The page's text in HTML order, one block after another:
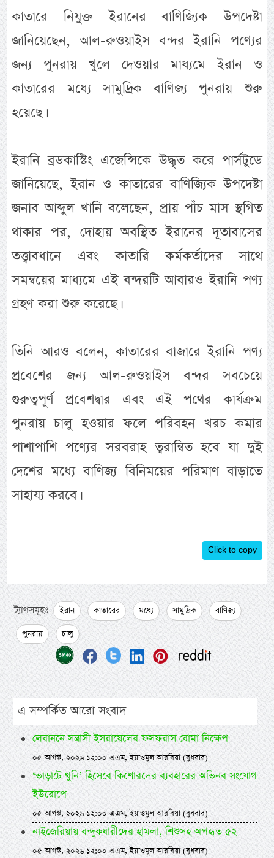
কাতারে নিযুক্ত ইরানের বাণিজ্যিক উপদেষ্টা
জানিয়েছেন, আল-রুওয়াইস বন্দর ইরানি পণ্যের
জন্য পুনরায় খুলে দেওয়ার মাধ্যমে ইরান ও
কাতারের মধ্যে সামুদ্রিক বাণিজ্য পুনরায় শুরু
হয়েছে।
ইরানি ব্রডকাস্টিং এজেন্সিকে উদ্ধৃত করে পার্সটুডে
জানিয়েছে, ইরান ও কাতারের বাণিজ্যিক উপদেষ্টা
জনাব আব্দুল খানি বলেছেন, প্রায় পাঁচ মাস স্থগিত
থাকার পর, দোহায় অবস্থিত ইরানের দূতাবাসের
তত্ত্বাবধানে এবং কাতারি কর্মকর্তাদের সাথে
সমন্বয়ের মাধ্যমে এই বন্দরটি আবারও ইরানি পণ্য
গ্রহণ করা শুরু করেছে।
তিনি আরও বলেন, কাতারের বাজারে ইরানি পণ্য
প্রবেশের জন্য আল-রুওয়াইস বন্দর সবচেয়ে
গুরুত্বপূর্ণ প্রবেশদ্বার এবং এই পথের কার্যক্রম
পুনরায় চালু হওয়ার ফলে পরিবহন খরচ কমার
পাশাপাশি পণ্যের সরবরাহ ত্বরান্বিত হবে যা দুই
দেশের মধ্যে বাণিজ্য বিনিময়ের পরিমাণ বাড়াতে
সাহায্য করবে।
Click to copy
ট্যাগসমূহঃ ইরান কাতারের মধ্যে সামুদ্রিক
বাণিজ্য
পুনরায়
চালু
এ সম্পর্কিত আরো সংবাদ
লেবাননে সন্ত্রাসী ইসরায়েলের ফসফরাস বোমা নিক্ষেপ
০৫ আগস্ট, ২০২৬ ১২:০০ এএম, ইয়াওমুল আরবিয়া (বুধবার)
‘ভাড়াটে খুনি’ হিসেবে কিশোরদের ব্যবহারের অভিনব সংযোগ
ইউরোপে
০৫ আগস্ট, ২০২৬ ১২:০০ এএম, ইয়াওমুল আরবিয়া (বুধবার)
নাইজেরিয়ায় বন্দুকধারীদের হামলা, শিশুসহ অপহৃত ৫২
০৫ আগস্ট, ২০২৬ ১২:০০ এএম, ইয়াওমুল আরবিয়া (বুধবার)